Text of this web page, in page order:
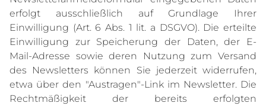
erfolgt ausschließlich auf Grundlage Ihrer
Einwilligung (Art. 6 Abs. 1 lit. a DSGVO). Die erteilte
Einwilligung zur Speicherung der Daten, der E-
Mail-Adresse sowie deren Nutzung zum Versand
des Newsletters können Sie jederzeit widerrufen,
etwa über den "Austragen"-Link im Newsletter. Die
Rechtmäßigkeit der bereits erfolgten